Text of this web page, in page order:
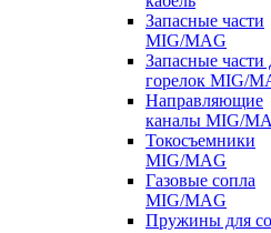
Запасные части
MIG/MAG
Запасные части
горелок MIG/
Направляющие
каналы MIG/
Токосъемники
MIG/MAG
Газовые сопла
MIG/MAG
Пружины для